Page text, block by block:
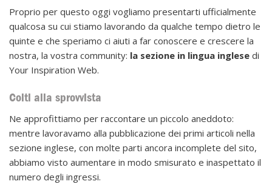
Proprio per questo oggi vogliamo presentarti ufficialmente
qualcosa su cui stiamo lavorando da qualche tempo dietro le
quinte e che speriamo ci aiuti a far conoscere e crescere la
nostra, la vostra community: la sezione in lingua inglese di
Your Inspiration Web.
Colti alla sprovvista
Ne approfittiamo per raccontare un piccolo aneddoto:
mentre lavoravamo alla pubblicazione dei primi articoli nella
sezione inglese, con molte parti ancora incomplete del sito,
abbiamo visto aumentare in modo smisurato e inaspettato il
numero degli ingressi.